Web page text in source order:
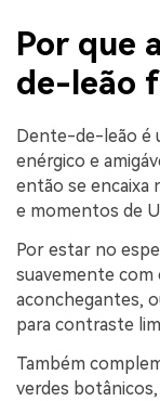
Por que
de-leão
Dente-de-leão é
enérgico e
então se encaixa
e momentos de
Por estar no
suavemente com
aconchegantes,
para contraste
Também
verdes